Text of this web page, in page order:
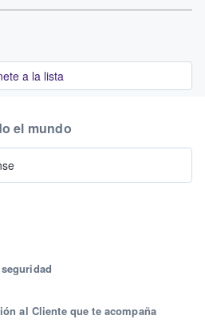
a la lista
al Cliente que te acompaña
el mundo